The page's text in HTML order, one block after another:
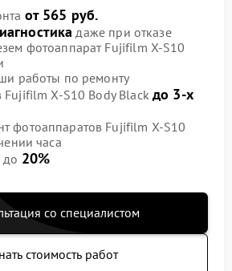
от 565 руб.
даже при отказе
фотоаппарат Fujifilm X-S10
работы по ремонту
Fujifilm X-S10 Body Black до 3-х
фотоаппаратов Fujifilm X-S10
часа
до 20%
со специалистом
стоимость работ